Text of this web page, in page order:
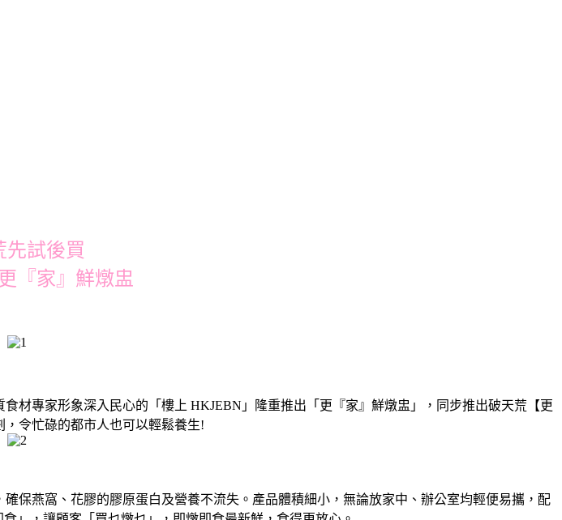
先試後買
『家』鮮燉盅
材專家形象深入民心的「樓上 HKJEBN」隆重推出「更『家』鮮燉盅」，同步推出破天荒【更
，令忙碌的都市人也可以輕鬆養生!
保燕窩、花膠的膠原蛋白及營養不流失。產品體積細小，無論放家中、辦公室均輕便易攜，配